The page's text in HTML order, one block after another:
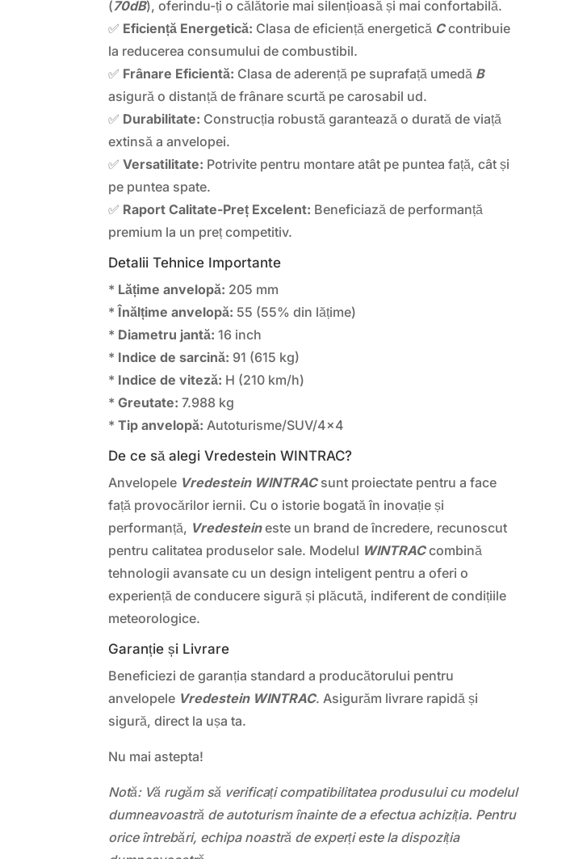
(70dB), oferindu-ți o călătorie mai silențioasă și mai confortabilă.
✅ Eficiență Energetică: Clasa de eficiență energetică Ccontribuie
la reducerea consumului de combustibil.
✅ Frânare Eficientă: Clasa de aderență pe suprafață umedă B
asigură o distanță de frânare scurtă pe carosabil ud.
✅ Durabilitate: Construcția robustă garantează o durată de viață
extinsă a anvelopei.
✅Versatilitate: Potrivite pentru montare atât pe puntea față, cât și
pe puntea spate.
✅ Raport Calitate-Preț Excelent: Beneficiază de performanță
premium la un preț competitiv.
Detalii Tehnice Importante
* Lățime anvelopă: 205 mm
*Înălțime anvelopă: 55 (55% din lățime)
* Diametru jantă: 16 inch
* Indice de sarcină: 91 (615 kg)
* Indice de viteză: H (210 km/h)
*Greutate: 7.988 kg
*Tip anvelopă: Autoturisme/SUV/4×4
De ce să alegi Vredestein WINTRAC?
Anvelopele Vredestein WINTRACsunt proiectate pentru a face
față provocărilor iernii. Cu o istorie bogată în inovație și
performanță, Vredesteineste un brand de încredere, recunoscut
pentru calitatea produselor sale. Modelul WINTRACcombină
tehnologii avansate cu un design inteligent pentru a oferi o
experiență de conducere sigură și plăcută, indiferent de condițiile
meteorologice.
Garanție și Livrare
Beneficiezi de garanția standard a producătorului pentru
anvelopele Vredestein WINTRAC. Asigurăm livrare rapidă și
sigură, direct la ușa ta.
Nu mai astepta!
Notă: Vă rugăm să verificați compatibilitatea produsului cu modelul
dumneavoastră de autoturism înainte de a efectua achiziția. Pentru
orice întrebări, echipa noastră de experți este la dispoziția